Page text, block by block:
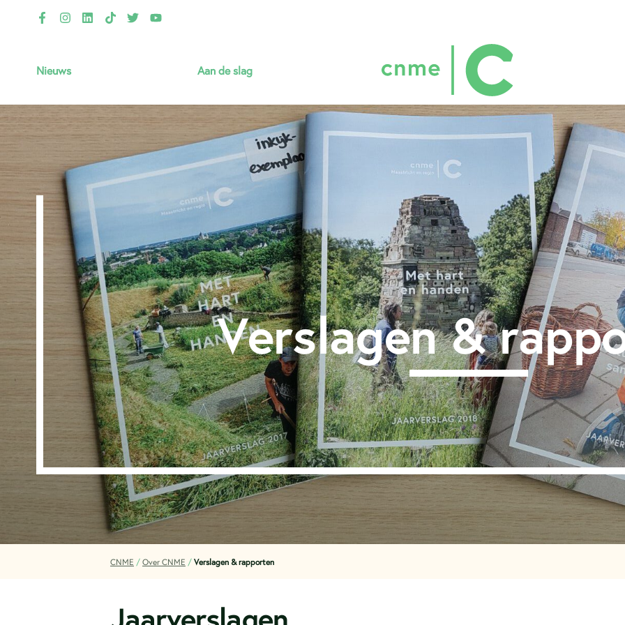
Nieuws Aan de slag
Thema’s
Jouw VvE verduurzamen
Gastlessen & lesmateriaal
Verslagen &
CNME / Over CNME / Verslagen & rapporten